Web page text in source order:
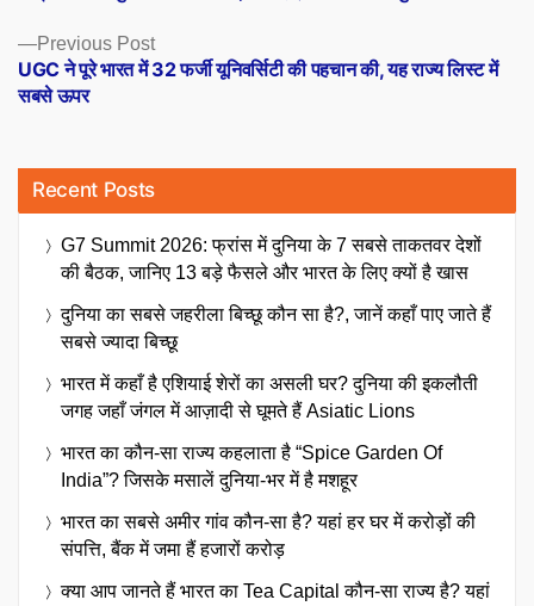
Previous PostPrevious
post:
UGC ने पूरे भारत में 32 फर्जी यूनिवर्सिटी की पहचान की, यह राज्य लिस्ट में
सबसे ऊपर
Recent Posts
G7 Summit 2026: फ्रांस में दुनिया के 7 सबसे ताकतवर देशों
की बैठक, जानिए 13 बड़े फैसले और भारत के लिए क्यों है खास
दुनिया का सबसे जहरीला बिच्छू कौन सा है?, जानें कहाँ पाए जाते हैं
सबसे ज्यादा बिच्छू
भारत में कहाँ है एशियाई शेरों का असली घर? दुनिया की इकलौती
जगह जहाँ जंगल में आज़ादी से घूमते हैं Asiatic Lions
भारत का कौन-सा राज्य कहलाता है “Spice Garden Of
India”? जिसके मसालें दुनिया-भर में है मशहूर
भारत का सबसे अमीर गांव कौन-सा है? यहां हर घर में करोड़ों की
संपत्ति, बैंक में जमा हैं हजारों करोड़
क्या आप जानते हैं भारत का Tea Capital कौन-सा राज्य है? यहां